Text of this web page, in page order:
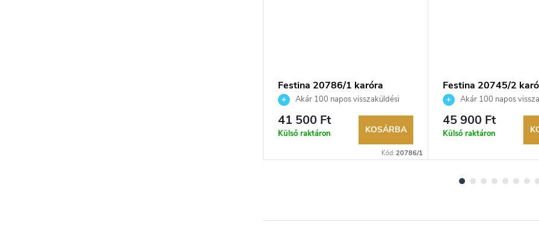
Festina 20786/1 karóra
Akár 100 napos visszaküldési
lehetőség. Hivatalos márkakereskedő.
41 500 Ft
Külső raktáron KOSÁRBA
Kód: 20786/1
Festina 20745/2
Akár 100 napos
lehetőség. Hivatalos
45 900 Ft
Külső raktáron